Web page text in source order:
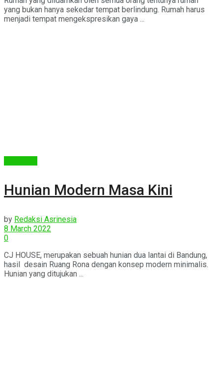
yang bukan hanya sekedar tempat berlindung. Rumah harus
menjadi tempat mengekspresikan gaya ...
Hunian Modern Masa Kini
by Redaksi Asrinesia
8 March 2022
0
CJ HOUSE, merupakan sebuah hunian dua lantai di Bandung,
hasil desain Ruang Rona dengan konsep modern minimalis.
Hunian yang ditujukan ...